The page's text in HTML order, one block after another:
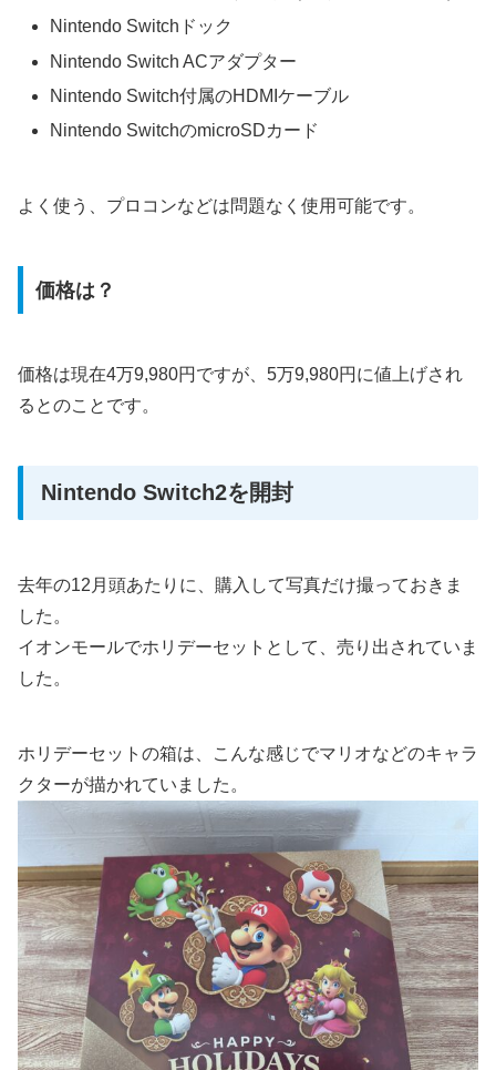
Nintendo Switchドック
Nintendo Switch ACアダプター
Nintendo Switch付属のHDMIケーブル
Nintendo SwitchのmicroSDカード
よく使う、プロコンなどは問題なく使用可能です。
価格は？
価格は現在4万9,980円ですが、5万9,980円に値上げされ
るとのことです。
Nintendo Switch2を開封
去年の12月頭あたりに、購入して写真だけ撮っておきま
した。
イオンモールでホリデーセットとして、売り出されていま
した。
ホリデーセットの箱は、こんな感じでマリオなどのキャラ
クターが描かれていました。